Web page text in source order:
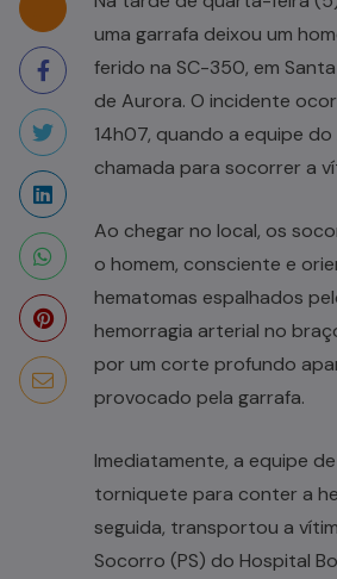
uma garrafa deixou um
ferido na SC-350, em
de Aurora. O incidente
14h07, quando a equipe
chamada para socorrer a
Ao chegar no local, os
o homem, consciente e
hematomas espalhados
hemorragia arterial no
por um corte profundo
provocado pela garrafa.
Imediatamente, a equipe
torniquete para conter a
seguida, transportou a
Socorro (PS) do Hospital